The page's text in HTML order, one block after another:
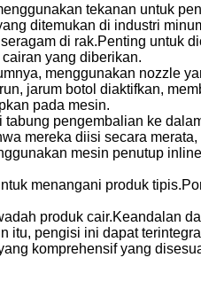
tekanan untuk
ditemukan di industri
di rak.Penting untuk
yang diberikan.
menggunakan nozzle
jarum botol diaktifkan,
pada mesin.
pengembalian ke
mereka diisi secara
mesin penutup
menangani produk
produk cair.Keandalan
itu, pengisi ini dapat
komprehensif yang